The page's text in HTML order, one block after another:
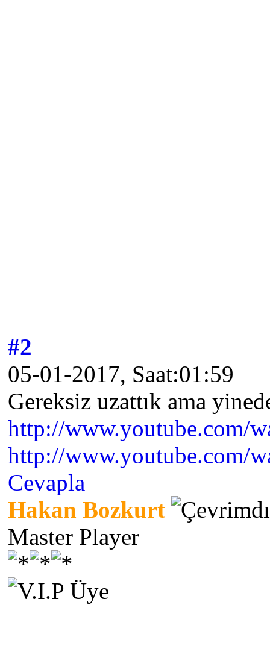
#2
05-01-2017, Saat:01:59
Gereksiz uzattık ama
http://www.youtube.com/
http://www.youtube.com/
Cevapla
Hakan Bozkurt
Master Player